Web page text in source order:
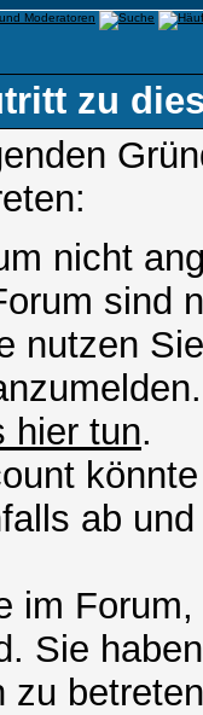
zu
nicht
sind
nutzen
hier tun.
ab
im
Sie
zu